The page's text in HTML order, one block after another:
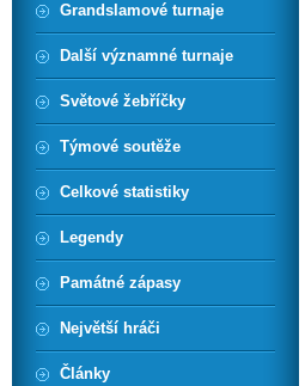
Grandslamové turnaje
Další významné turnaje
Světové žebříčky
Týmové soutěže
Celkové statistiky
Legendy
Památné zápasy
Největší hráči
Články